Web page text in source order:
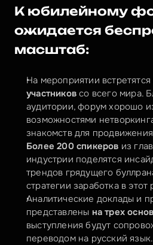
К юбилейному
ожидается
масштаб:
На мероприятии встретятся
участников со всего мира.
аудитории, форум хорошо
возможностями
знакомств для
Более 200 спикеров из
индустрии поделятся
трендов грядущего
стратегии заработка в
Аналитические доклады и
представлены на трех
выступления будут
переводом на русский язык.